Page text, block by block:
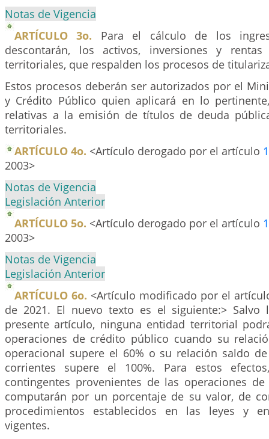
Notas de Vigencia
ARTÍCULO 3o. Para el cálculo de los
descontarán, los activos, inversiones y
territoriales, que respalden los procesos de
Estos procesos deberán ser autorizados por el
y Crédito Público quien aplicará en lo
relativas a la emisión de títulos de deuda
territoriales.
ARTÍCULO 4o. <Artículo derogado por el artículo
2003>
Notas de Vigencia
Legislación Anterior
ARTÍCULO 5o. <Artículo derogado por el artículo
2003>
Notas de Vigencia
Legislación Anterior
ARTÍCULO 6o. <Artículo modificado por el
de 2021. El nuevo texto es el siguiente:>
presente artículo, ninguna entidad territorial
operaciones de crédito público cuando su
operacional supere el 60% o su relación saldo
corrientes supere el 100%. Para estos
contingentes provenientes de las operaciones
computarán por un porcentaje de su valor, de
procedimientos establecidos en las leyes y
vigentes.